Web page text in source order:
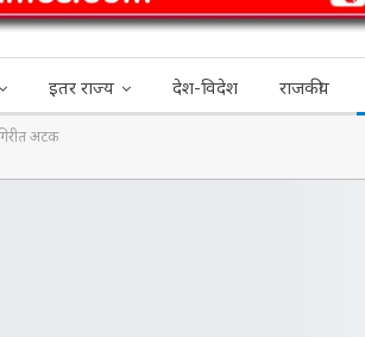
इतर राज्य देश-विदेश राजकीय
अटक